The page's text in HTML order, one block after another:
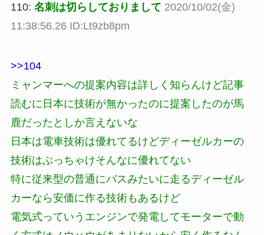
110: 名刺は切らしておりまして 2020/10/02(金)
11:38:56.26 ID:Lt9zb8pm
>>104
ミャンマーへの提案内容は詳しく知らんけど記事
読むに日本に技術が無かったのに提案したのが馬
鹿だったとしか言えないな
日本は電車技術は優れてるけどディーゼルカーの
技術はぶっちゃけそんなに優れてない
特に従来型の普通にバスみたいに走るディーゼル
カーなら安価に作る技術もあるけど
電気式っていうエンジンで発電してモーターで動